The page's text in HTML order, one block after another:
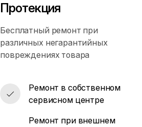
Протекция
Бесплатный ремонт при
различных негарантийных
повреждениях товара
Ремонт в собственном
сервисном центре
Ремонт при внешнем